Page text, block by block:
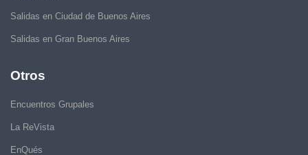
Salidas en Ciudad de Buenos Aires
Salidas en Gran Buenos Aires
Otros
Encuentros Grupales
La ReVista
EnQués